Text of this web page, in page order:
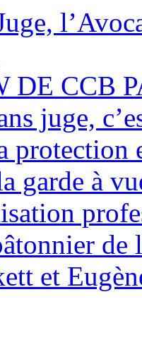
DE CCB
juge,
garde à
de
et